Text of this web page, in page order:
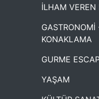
İLHAM
GASTRONOMİ
KONAKLAMA
GURME
YAŞAM